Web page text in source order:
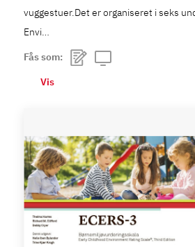
vuggestuer.Det er organiseret i seks
Envi…
Fås som:
Vis